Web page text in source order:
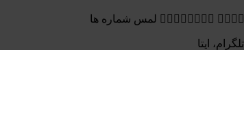
👆🏻👆🏻👆🏻👆🏻 لمس شماره ها
تلگرام، ایتا